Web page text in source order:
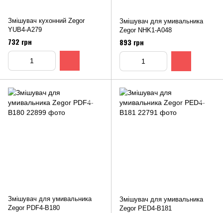
Змішувач кухонний Zegor
YUB4-A279
732 грн
Змішувач для умивальника
Zegor NHK1-A048
893 грн
Змішувач для умивальника
Zegor PDF4-B180
Змішувач для умивальника
Zegor PED4-B181